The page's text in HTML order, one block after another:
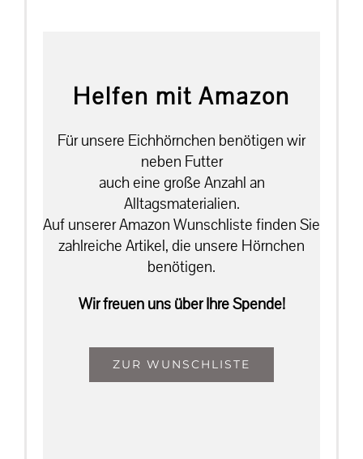
Helfen mit Amazon
Für unsere Eichhörnchen benötigen wir
neben Futter
auch eine große Anzahl an
Alltagsmaterialien.
Auf unserer Amazon Wunschliste finden Sie
zahlreiche Artikel, die unsere Hörnchen
benötigen.
Wir freuen uns über Ihre Spende!
ZUR WUNSCHLISTE